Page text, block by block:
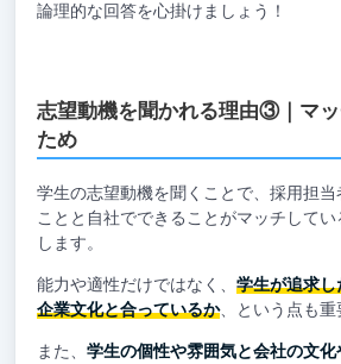
論理的な回答を心掛けましょう！
志望動機を聞かれる理由③｜マ
ため
学生の志望動機を聞くことで、採用担
ことと自社でできることがマッチしてい
します。
能力や適性だけではなく、 学生が追求
企業文化と合っているか、という点も重
また、 学生の個性や雰囲気と会社の文